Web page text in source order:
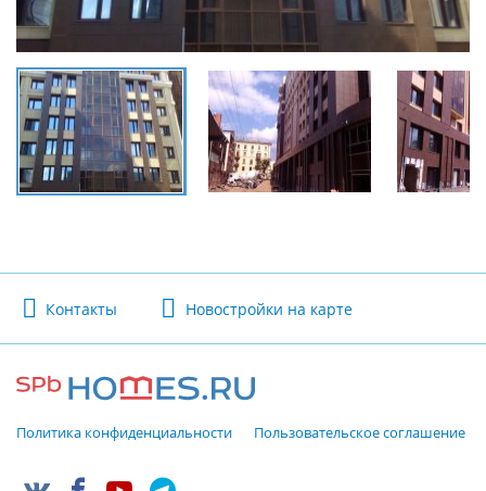
Контакты Новостройки на карте
Политика конфиденциальности Пользовательское соглашение